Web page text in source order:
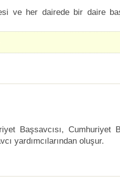
ve her dairede bir daire
Başsavcısı, Cumhuriyet
yardımcılarından oluşur.